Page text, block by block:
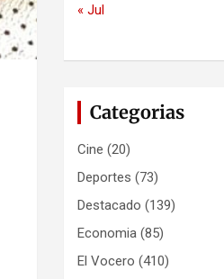
« Jul
Categorias
Cine (20)
Deportes (73)
Destacado (139)
Economia (85)
El Vocero (410)